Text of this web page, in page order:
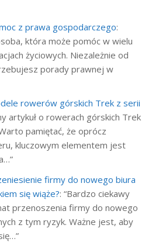
z prawa gospodarczego:
która może pomóc w wielu
życiowych. Niezależnie od
porady prawnej w
rowerów górskich Trek z serii
artykuł o rowerach górskich Trek
pamiętać, że oprócz
kluczowym elementem jest
”
firmy do nowego biura
się wiąże?: “Bardzo ciekawy
przenoszenia firmy do nowego
z tym ryzyk. Ważne jest, aby
”